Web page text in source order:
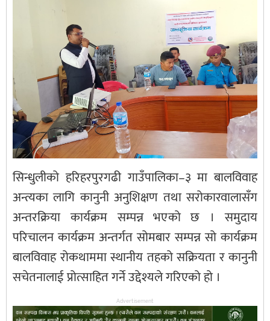
सिन्धुलीको हरिहरपुरगढी गाउँपालिका–३ मा बालविवाह
अन्त्यका लागि कानुनी अनुशिक्षण तथा सरोकारवालासँग
अन्तरक्रिया कार्यक्रम सम्पन्न भएको छ । समुदाय
परिचालन कार्यक्रम अन्तर्गत सोमबार सम्पन्न सो कार्यक्रम
बालविवाह रोकथाममा स्थानीय तहको सक्रियता र कानुनी
सचेतनालाई प्रोत्साहित गर्ने उद्देश्यले गरिएको हो ।
Advertisement